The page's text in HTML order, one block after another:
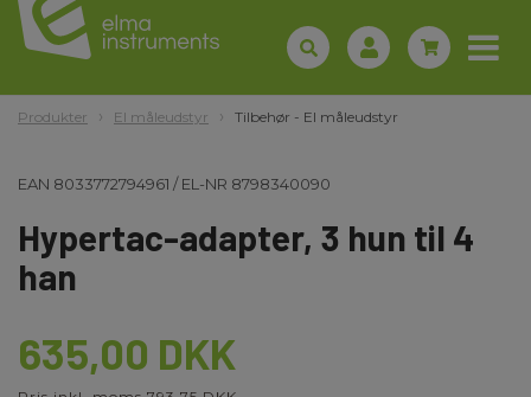
Produkter El måleudstyr Tilbehør - El måleudstyr
EAN 8033772794961 /EL-NR 8798340090
Hypertac-adapter, 3 hun til 4
han
635,00 DKK